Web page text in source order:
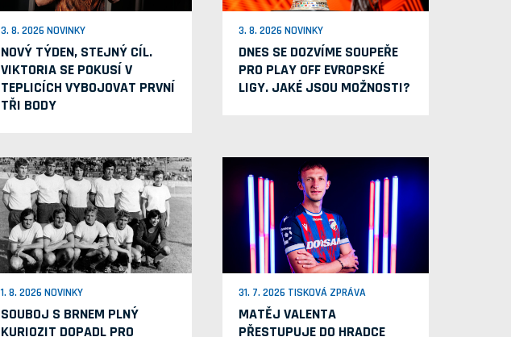
3. 8. 2026 NOVINKY
NOVÝ TÝDEN, STEJNÝ CÍL.
VIKTORIA SE POKUSÍ V
TEPLICÍCH VYBOJOVAT PRVNÍ
TŘI BODY
3. 8. 2026 NOVINKY
DNES SE DOZVÍME SOUPEŘE
PRO PLAY OFF EVROPSKÉ
LIGY. JAKÉ JSOU MOŽNOSTI?
1. 8. 2026 NOVINKY
SOUBOJ S BRNEM PLNÝ
KURIOZIT DOPADL PRO
31. 7. 2026 TISKOVÁ ZPRÁVA
MATĚJ VALENTA
PŘESTUPUJE DO HRADCE